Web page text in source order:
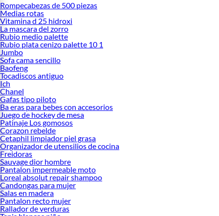
Rompecabezas de 500 piezas
Medias rotas
Vitamina d 25 hidroxi
La mascara del zorro
Rubio medio palette
Rubio plata cenizo palette 10 1
Jumbo
Sofa cama sencillo
Baofeng
Tocadiscos antiguo
Ich
Chanel
Gafas tipo piloto
Ba eras para bebes con accesorios
Juego de hockey de mesa
Patinaje Los gomosos
Corazon rebelde
Cetaphil limpiador piel grasa
Organizador de utensilios de cocina
Freidoras
Sauvage dior hombre
Pantalon impermeable moto
Loreal absolut repair shampoo
Candongas para mujer
Salas en madera
Pantalon recto mujer
Rallador de verduras